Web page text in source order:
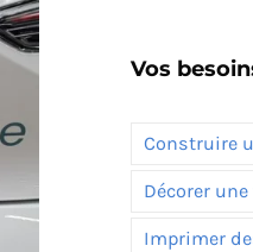
Vos
Construire
Décorer
Imprimer